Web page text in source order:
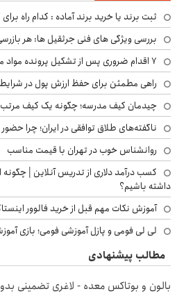
ثبت برند یا خرید برند آماده : کدام راه
بررسی ویژگی های فنی جرثقیل ها: هر
۷ اقدام ضروری پس از تشکیل پرونده مواد مخدر؛ راهنمای خانواده‌ها
راهی مطمئن برای حفظ ارزش پول در
چیدمان کیف مدرسه؛ چگونه یک کیف
ناگفته‌های طلاق توافقی در ایران؛ چرا
روانشناس خوب در تهران با قیمت مناسب
کسب درآمد دلاری از تدریس آنلاین | چگونه
داشته باشیم؟
آموزش نکات مهم قبل از خرید فالوور
لی لی فومی و پازل آموزشی فومی؛ بازی
مطالب پیشنهادی
بالون و بوتاکس معده - لاغری تضمینی